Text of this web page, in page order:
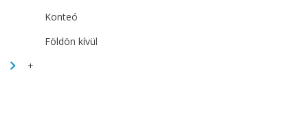
Konteó
Földön kívül
+